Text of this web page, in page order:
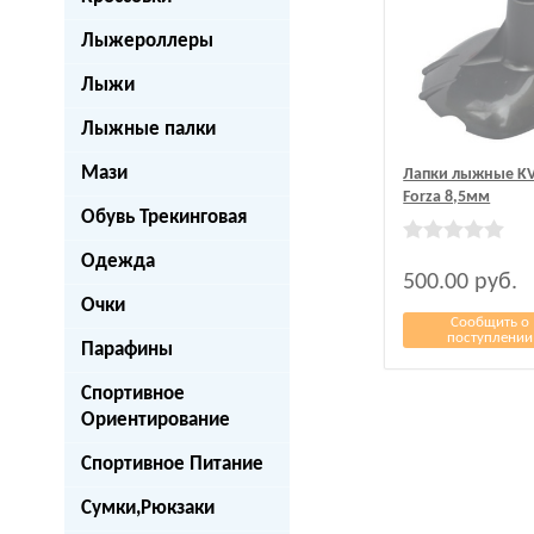
Лыжероллеры
Лыжи
Лыжные палки
Мази
Обувь Трекинговая
Одежда
Очки
Парафины
Спортивное
Ориентирование
Спортивное Питание
Сумки,Рюкзаки
Лапки лыжные
Forza 8,5мм
500.00 руб.
Сообщить о
поступлении